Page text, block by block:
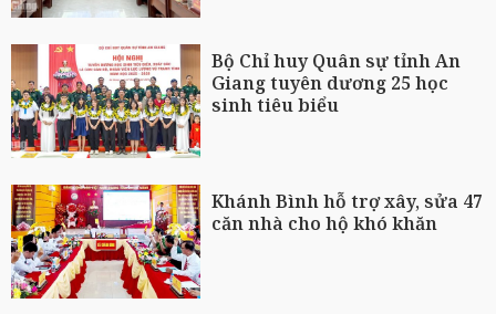
Bộ Chỉ huy Quân sự tỉnh An
Giang tuyên dương 25 học
sinh tiêu biểu
Khánh Bình hỗ trợ xây, sửa 47
căn nhà cho hộ khó khăn